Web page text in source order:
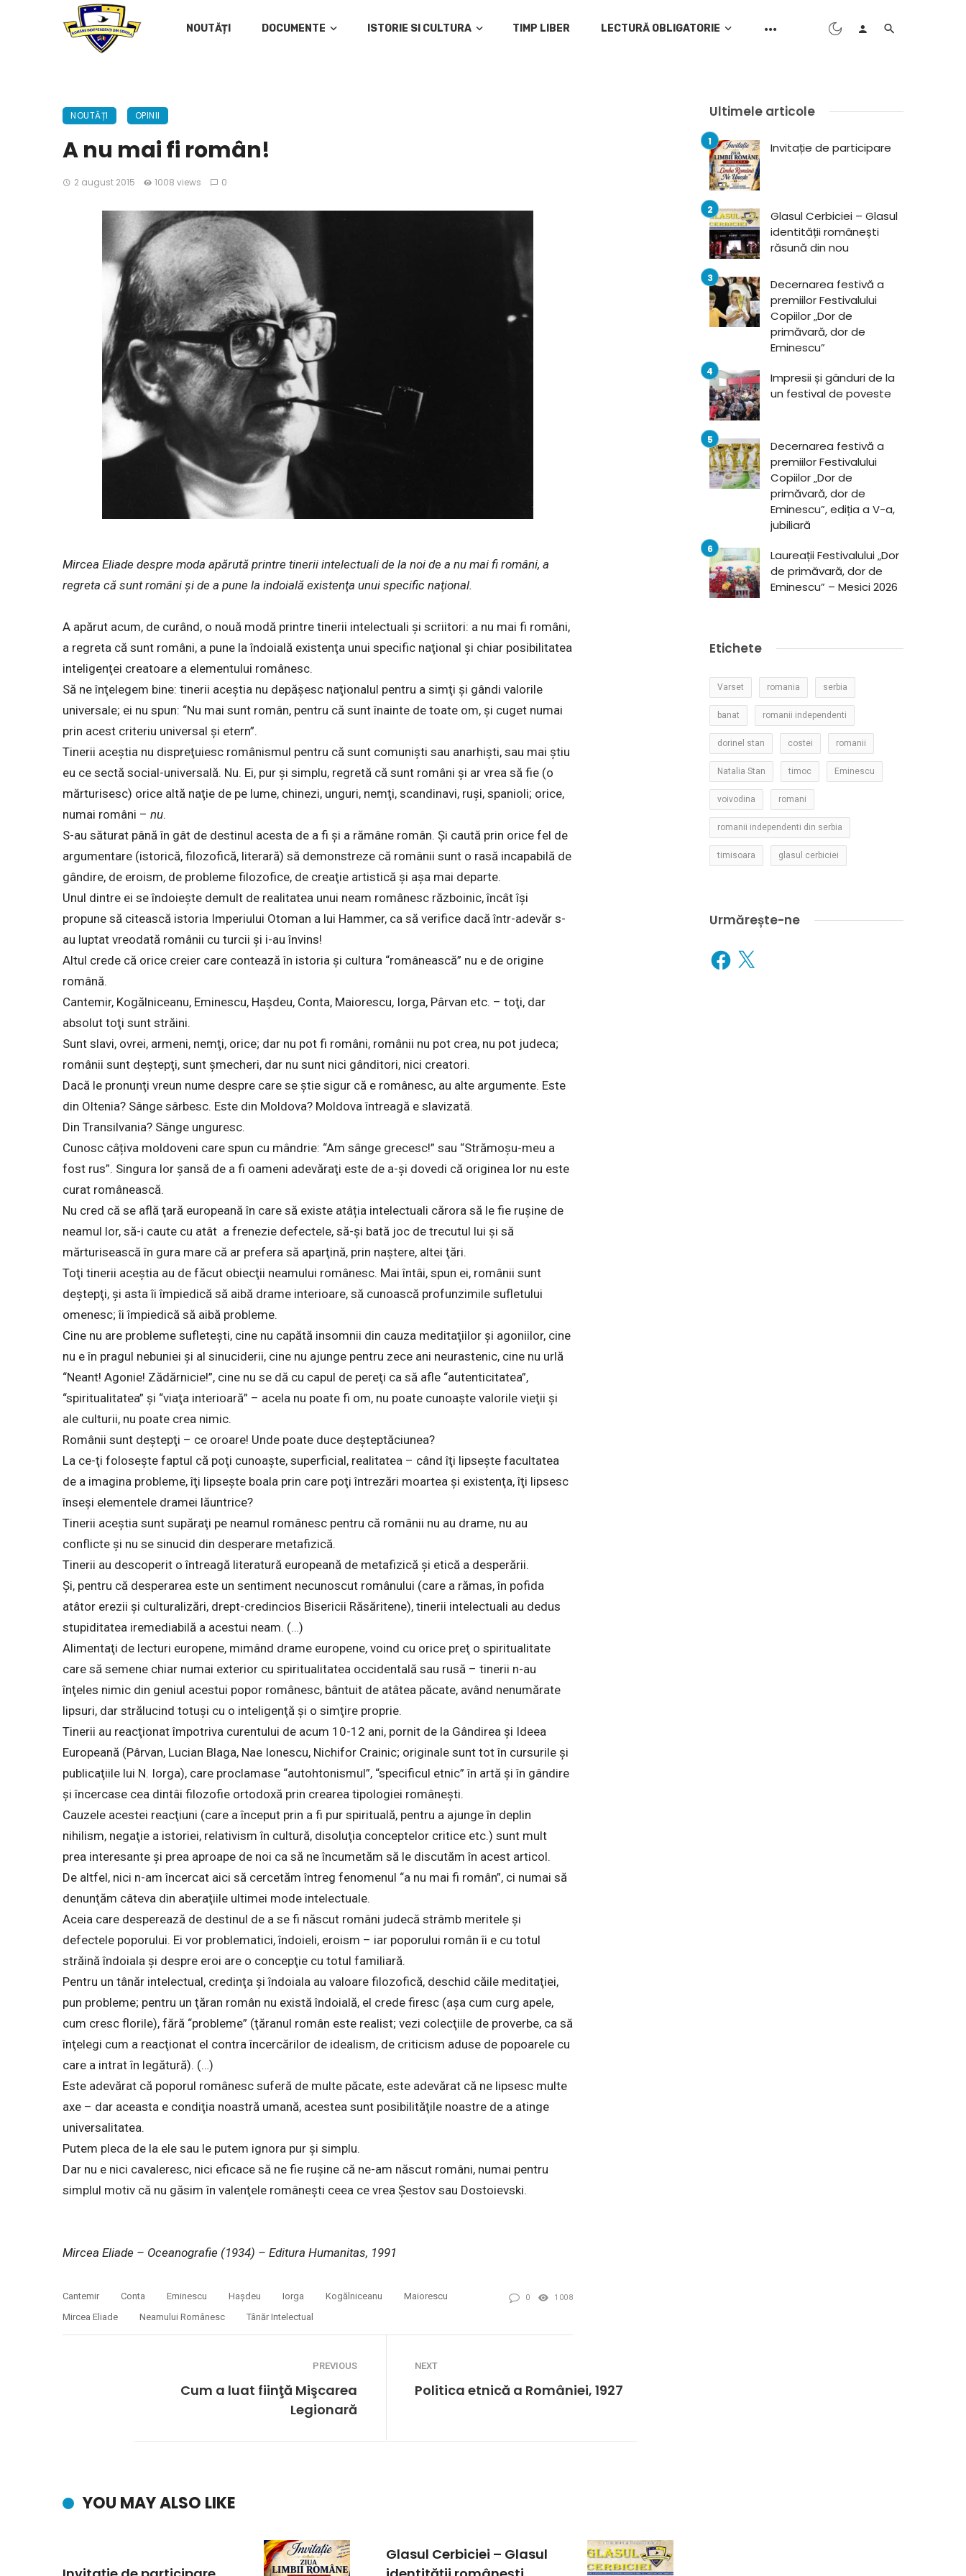
NOUTĂȚI DOCUMENTE ISTORIE SI CULTURA TIMP LIBER LECTURĂ OBLIGATORIE
NOUTĂȚI OPINII
A nu mai fi român!
2 august 2015 1008 views 0
Mircea Eliade despre moda apărută printre tinerii intelectuali de la noi de a nu mai fi români, a
regreta că sunt români şi de a pune la indoială existenţa unui specific naţional.
A apărut acum, de curând, o nouă modă printre tinerii intelectuali şi scriitori: a nu mai fi români,
a regreta că sunt români, a pune la îndoială existenţa unui specific naţional şi chiar posibilitatea
inteligenţei creatoare a elementului românesc.
Să ne înţelegem bine: tinerii aceştia nu depăşesc naţionalul pentru a simţi şi gândi valorile
universale; ei nu spun: “Nu mai sunt român, pentru că sunt înainte de toate om, şi cuget numai
prin acest criteriu universal şi etern”.
Tinerii aceştia nu dispreţuiesc românismul pentru că sunt comunişti sau anarhişti, sau mai ştiu
eu ce sectă social-universală. Nu. Ei, pur şi simplu, regretă că sunt români şi ar vrea să fie (o
mărturisesc) orice altă naţie de pe lume, chinezi, unguri, nemţi, scandinavi, ruşi, spanioli; orice,
numai români – nu.
S-au săturat până în gât de destinul acesta de a fi şi a rămâne român. Şi caută prin orice fel de
argumentare (istorică, filozofică, literară) să demonstreze că românii sunt o rasă incapabilă de
gândire, de eroism, de probleme filozofice, de creaţie artistică şi aşa mai departe.
Unul dintre ei se îndoieşte demult de realitatea unui neam românesc războinic, încât îşi
propune să citească istoria Imperiului Otoman a lui Hammer, ca să verifice dacă într-adevăr s-
au luptat vreodată românii cu turcii şi i-au învins!
Altul crede că orice creier care contează în istoria şi cultura “românească” nu e de origine
română.
Cantemir, Kogălniceanu, Eminescu, Haşdeu, Conta, Maiorescu, Iorga, Pârvan etc. – toţi, dar
absolut toţi sunt străini.
Sunt slavi, ovrei, armeni, nemţi, orice; dar nu pot fi români, românii nu pot crea, nu pot judeca;
românii sunt deştepţi, sunt şmecheri, dar nu sunt nici gânditori, nici creatori.
Dacă le pronunţi vreun nume despre care se ştie sigur că e românesc, au alte argumente. Este
din Oltenia? Sânge sârbesc. Este din Moldova? Moldova întreagă e slavizată.
Din Transilvania? Sânge unguresc.
Cunosc câțiva moldoveni care spun cu mândrie: “Am sânge grecesc!” sau “Strămoşu-meu a
fost rus”. Singura lor şansă de a fi oameni adevăraţi este de a-şi dovedi că originea lor nu este
curat românească.
Nu cred că se află ţară europeană în care să existe atâția intelectuali cărora să le fie ruşine de
neamul lor, să-i caute cu atât a frenezie defectele, să-şi bată joc de trecutul lui şi să
mărturisească în gura mare că ar prefera să aparţină, prin naştere, altei ţări.
Toţi tinerii aceştia au de făcut obiecţii neamului românesc. Mai întâi, spun ei, românii sunt
deştepţi, şi asta îi împiedică să aibă drame interioare, să cunoască profunzimile sufletului
omenesc; îi împiedică să aibă probleme.
Cine nu are probleme sufleteşti, cine nu capătă insomnii din cauza meditaţiilor şi agoniilor, cine
nu e în pragul nebuniei şi al sinuciderii, cine nu ajunge pentru zece ani neurastenic, cine nu urlă
“Neant! Agonie! Zădărnicie!”, cine nu se dă cu capul de pereţi ca să afle “autenticitatea”,
“spiritualitatea” şi “viaţa interioară” – acela nu poate fi om, nu poate cunoaşte valorile vieţii şi
ale culturii, nu poate crea nimic.
Românii sunt deştepţi – ce oroare! Unde poate duce deşteptăciunea?
La ce-ţi foloseşte faptul că poţi cunoaşte, superficial, realitatea – când îţi lipseşte facultatea
de a imagina probleme, îţi lipseşte boala prin care poţi întrezări moartea şi existenţa, îţi lipsesc
înseşi elementele dramei lăuntrice?
Tinerii aceştia sunt supăraţi pe neamul românesc pentru că românii nu au drame, nu au
conflicte şi nu se sinucid din desperare metafizică.
Tinerii au descoperit o întreagă literatură europeană de metafizică şi etică a desperării.
Şi, pentru că desperarea este un sentiment necunoscut românului (care a rămas, în pofida
atâtor erezii şi culturalizări, drept-credincios Bisericii Răsăritene), tinerii intelectuali au dedus
stupiditatea iremediabilă a acestui neam. (…)
Alimentaţi de lecturi europene, mimând drame europene, voind cu orice preţ o spiritualitate
care să semene chiar numai exterior cu spiritualitatea occidentală sau rusă – tinerii n-au
înţeles nimic din geniul acestui popor românesc, bântuit de atâtea păcate, având nenumărate
lipsuri, dar strălucind totuşi cu o inteligenţă şi o simţire proprie.
Tinerii au reacţionat împotriva curentului de acum 10-12 ani, pornit de la Gândirea şi Ideea
Europeană (Pârvan, Lucian Blaga, Nae Ionescu, Nichifor Crainic; originale sunt tot în cursurile şi
publicaţiile lui N. Iorga), care proclamase “autohtonismul”, “specificul etnic” în artă şi în gândire
şi încercase cea dintâi filozofie ortodoxă prin crearea tipologiei româneşti.
Cauzele acestei reacţiuni (care a început prin a fi pur spirituală, pentru a ajunge în deplin
nihilism, negaţie a istoriei, relativism în cultură, disoluţia conceptelor critice etc.) sunt mult
prea interesante şi prea aproape de noi ca să ne încumetăm să le discutăm în acest articol.
De altfel, nici n-am încercat aici să cercetăm întreg fenomenul “a nu mai fi român”, ci numai să
denunţăm câteva din aberaţiile ultimei mode intelectuale.
Aceia care desperează de destinul de a se fi născut români judecă strâmb meritele şi
defectele poporului. Ei vor problematici, îndoieli, eroism – iar poporului român îi e cu totul
străină îndoiala şi despre eroi are o concepţie cu totul familiară.
Pentru un tânăr intelectual, credinţa şi îndoiala au valoare filozofică, deschid căile meditaţiei,
pun probleme; pentru un ţăran român nu există îndoială, el crede firesc (aşa cum curg apele,
cum cresc florile), fără “probleme” (ţăranul român este realist; vezi colecţiile de proverbe, ca să
înţelegi cum a reacţionat el contra încercărilor de idealism, de criticism aduse de popoarele cu
care a intrat în legătură). (…)
Este adevărat că poporul românesc suferă de multe păcate, este adevărat că ne lipsesc multe
axe – dar aceasta e condiţia noastră umană, acestea sunt posibilităţile noastre de a atinge
universalitatea.
Putem pleca de la ele sau le putem ignora pur şi simplu.
Dar nu e nici cavaleresc, nici eficace să ne fie ruşine că ne-am născut români, numai pentru
simplul motiv că nu găsim în valenţele româneşti ceea ce vrea Şestov sau Dostoievski.
Mircea Eliade – Oceanografie (1934) – Editura Humanitas, 1991
Cantemir Conta Eminescu Haşdeu Iorga Kogălniceanu
Maiorescu
Mircea Eliade
Neamului Românesc Tânăr Intelectual
0 1008
PREVIOUS
Cum a luat fiinţă Mişcarea
Legionară
NEXT
Politica etnică a României, 1927
YOU MAY ALSO LIKE
Glasul Cerbiciei – Glasul
Ultimele articole
Invitație de participare
Glasul Cerbiciei – Glasul
identității românești
răsună din nou
Decernarea festivă a
premiilor Festivalului
Copiilor „Dor de
primăvară, dor de
Eminescu”
Impresii și gânduri de la
un festival de poveste
Decernarea festivă a
premiilor Festivalului
Copiilor „Dor de
primăvară, dor de
Eminescu”, ediția a V-a,
jubiliară
Laureații Festivalului „Dor
de primăvară, dor de
Eminescu” – Mesici 2026
Etichete
Varset romania serbia
banat romanii independenti
dorinel stan costei romanii
Natalia Stan timoc Eminescu
voivodina romani
romanii independenti din serbia
timisoara glasul cerbiciei
Urmărește-ne
Facebook
X